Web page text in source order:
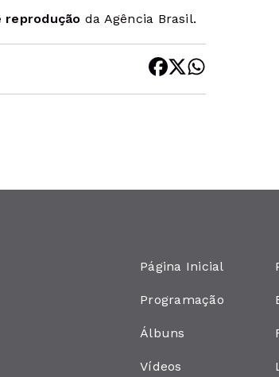
reprodução da Agência Brasil.
Página Inicial
Programação
Álbuns
Vídeos